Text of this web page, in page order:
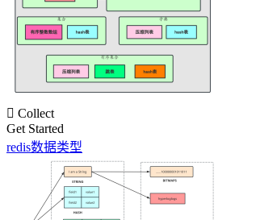
 Collect
Get Started
redis数据类型